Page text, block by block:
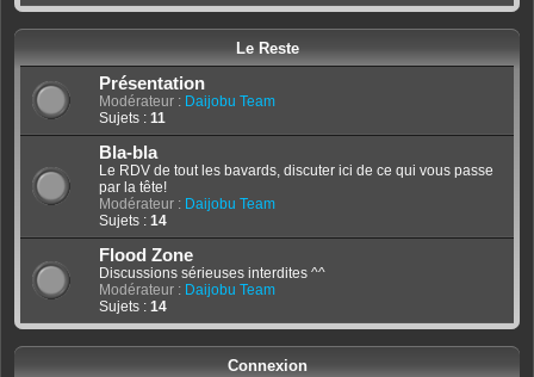
Le Reste
Présentation
Modérateur : Daijobu Team
Sujets : 11
Bla-bla
Le RDV de tout les bavards, discuter ici de ce qui vous passe
par la tête!
Modérateur : Daijobu Team
Sujets : 14
Flood Zone
Discussions sérieuses interdites ^^
Modérateur : Daijobu Team
Sujets : 14
Connexion